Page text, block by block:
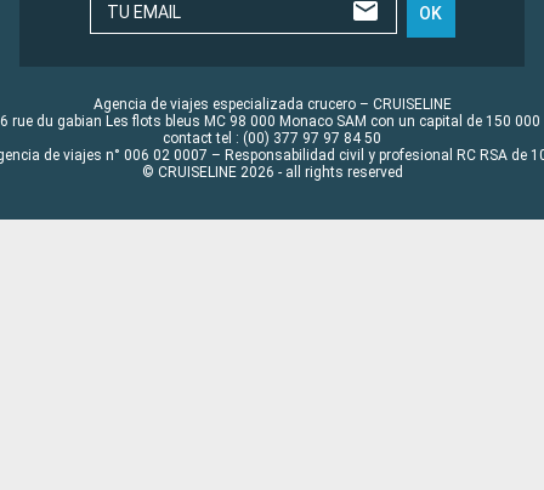
TU EMAIL OK
Agencia de viajes especializada crucero – CRUISELINE
rue du gabian Les flots bleus MC 98 000 Monaco SAM con un capital de 150 000
contact tel : (00) 377 97 97 84 50
de viajes n° 006 02 0007 – Responsabilidad civil y profesional RC RSA de
© CRUISELINE 2026 - all rights reserved